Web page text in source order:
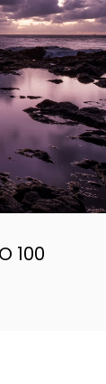
100